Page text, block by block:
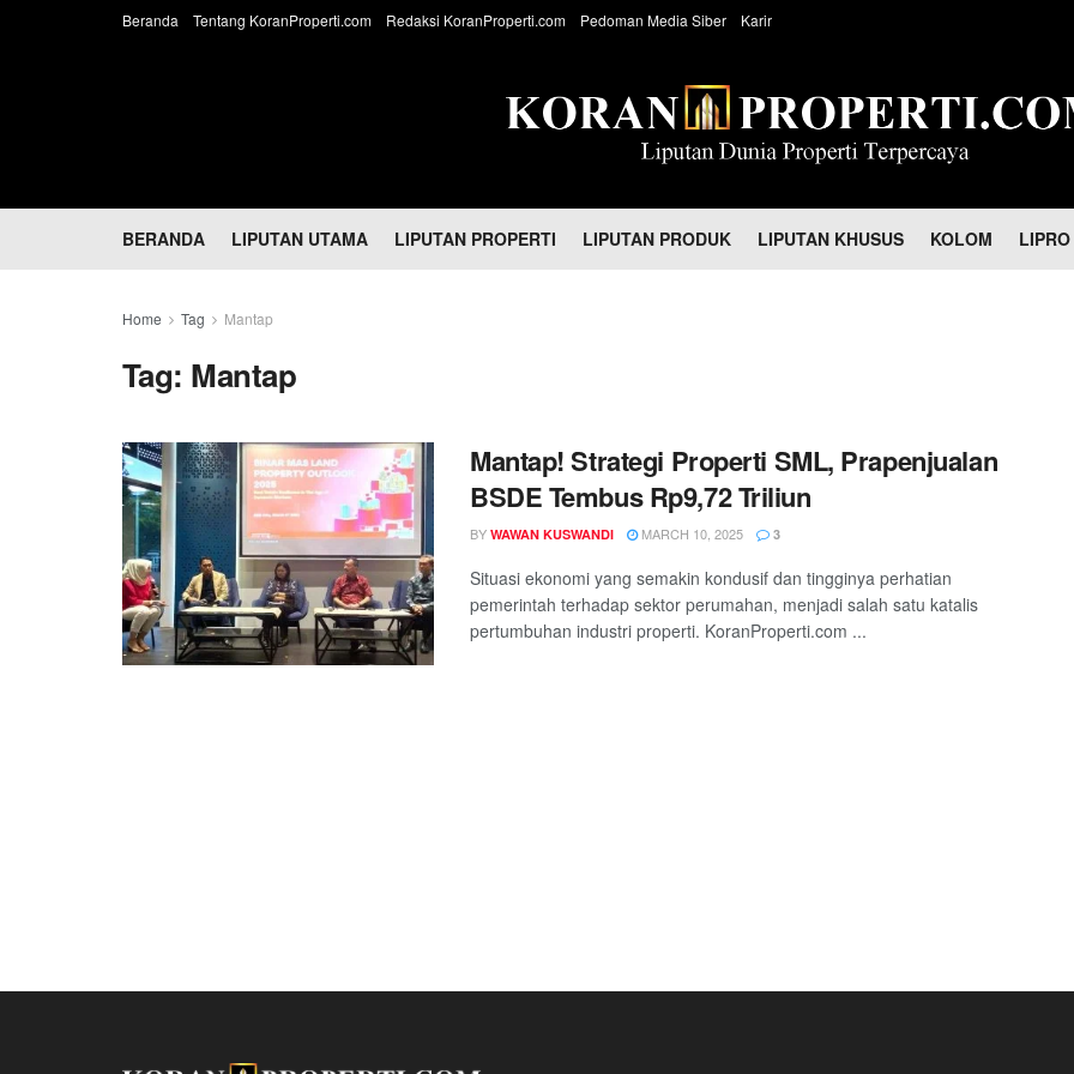
Beranda Tentang KoranProperti.com Redaksi KoranProperti.com Pedoman Media Siber Karir
BERANDA LIPUTAN UTAMA LIPUTAN PROPERTI LIPUTAN PRODUK LIPUTAN KHUSUS KOLOM
Home Tag Mantap
Tag: Mantap
Mantap! Strategi Properti SML, Prapenjualan
BSDE Tembus Rp9,72 Triliun
BY WAWAN KUSWANDI MARCH 10, 2025 3
Situasi ekonomi yang semakin kondusif dan tingginya perhatian
pemerintah terhadap sektor perumahan, menjadi salah satu katalis
pertumbuhan industri properti. KoranProperti.com ...